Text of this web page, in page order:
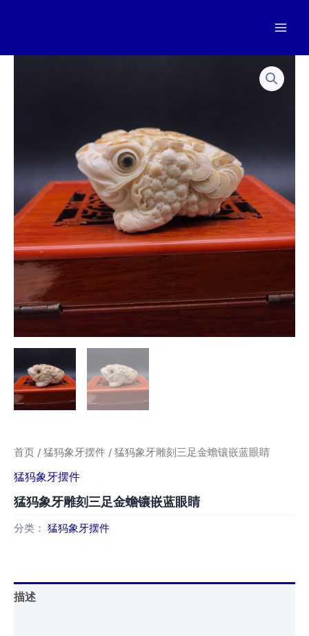
首页 / 猛犸象牙摆件 / 猛犸象牙雕刻三足金蟾镶嵌蓝眼睛
猛犸象牙摆件
猛犸象牙雕刻三足金蟾镶嵌蓝眼睛
分类： 猛犸象牙摆件
描述